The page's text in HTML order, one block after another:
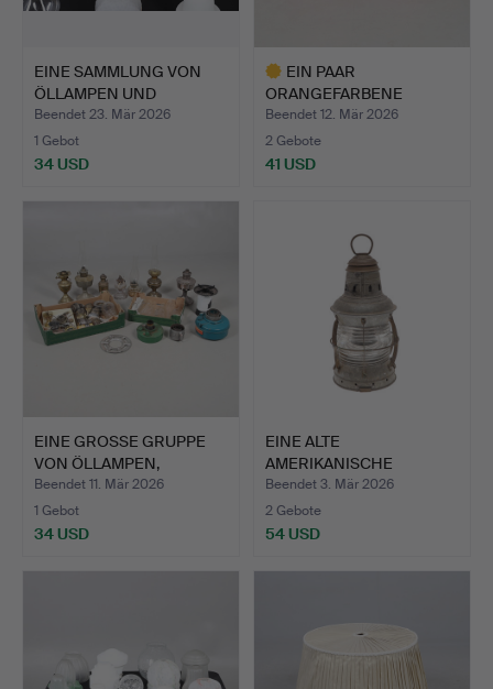
EINE SAMMLUNG VON
ÖLLAMPEN UND
SCHIRMEN.
Beendet 23. Mär 2026
1 Gebot
34 USD
EIN PAAR
ORANGEFARBENE
RETRO-
PENDELLEUCHTE…
Beendet 12. Mär 2026
2 Gebote
41 USD
EINE GROSSE GRUPPE
VON ÖLLAMPEN,
BRENNERN,…
Beendet 11. Mär 2026
1 Gebot
34 USD
EINE ALTE
AMERIKANISCHE
SCHIFFSLATERNE.
Beendet 3. Mär 2026
2 Gebote
54 USD